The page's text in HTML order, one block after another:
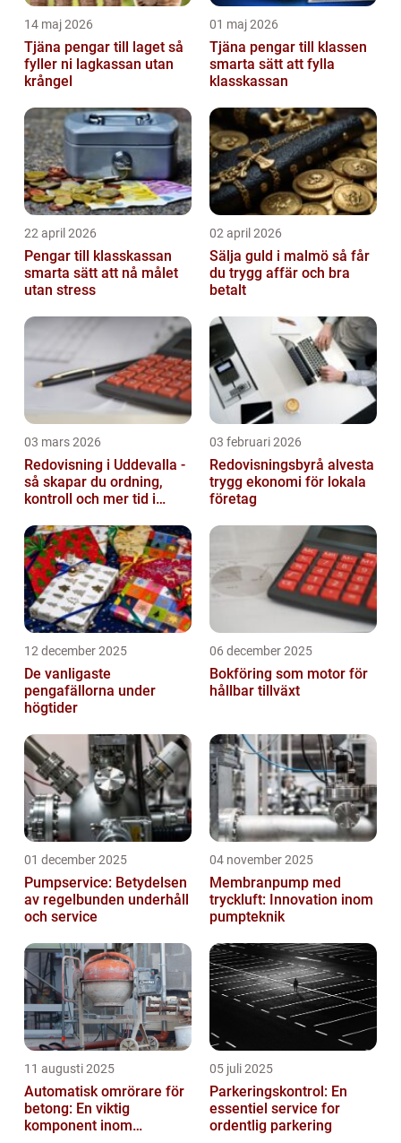
14 maj 2026
Tjäna pengar till laget så
fyller ni lagkassan utan
krångel
01 maj 2026
Tjäna pengar till klassen
smarta sätt att fylla
klasskassan
22 april 2026
Pengar till klasskassan
smarta sätt att nå målet
utan stress
02 april 2026
Sälja guld i malmö så får
du trygg affär och bra
betalt
03 mars 2026
Redovisning i Uddevalla -
så skapar du ordning,
kontroll och mer tid i
03 februari 2026
Redovisningsbyrå alvesta
trygg ekonomi för lokala
företag
12 december 2025
De vanligaste
pengafällorna under
högtider
06 december 2025
Bokföring som motor för
hållbar tillväxt
01 december 2025
Pumpservice: Betydelsen
av regelbunden underhåll
och service
04 november 2025
Membranpump med
tryckluft: Innovation inom
pumpteknik
11 augusti 2025
Automatisk omrörare för
betong: En viktig
komponent inom
05 juli 2025
Parkeringskontrol: En
essentiel service for
ordentlig parkering